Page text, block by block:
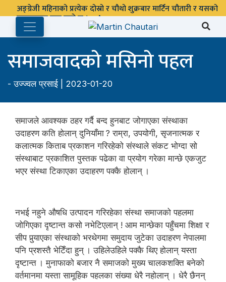
पुस्तकालय बन्द रहने छ ।
समाजवादको मसिनो पहल
-उज्ज्वल प्रसाई | 2023-01-20
समाजले आवश्यक ठहर गर्दै बन्द हुनबाट जोगाएका संस्थाका
उदाहरण कति होलान् दुनियाँमा ? राम्रा, उपयोगी, सृजनात्मक र
कलात्मक किताब प्रकाशन गरिरहेको संस्थाले संकट भोग्दा सो
संस्थाबाट प्रकाशित पुस्तक पढेका वा प्रयोग गरेका मान्छे एकजुट
भएर संस्था टिकाएका उदाहरण पक्कै होलान् ।
नभई नहुने औषधि उत्पादन गरिरहेका संस्था समाजको पहलमा
जोगिएका दृष्टान्त कसो नभेटिएलान् ! आम मान्छेका पहुँचमा शिक्षा र
सीप पुर्‍याएका संस्थाको भरथेगमा समुदाय जुटेका उदाहरण नेपालमा
पनि प्रशस्तै भेटिँदा हुन् । उहिलेउहिले पक्कै थिए होलान् यस्ता
दृष्टान्त । मुनाफाको बजार नै समाजको मुख्य चालकशक्ति बनेको
वर्तमानमा यस्ता सामूहिक पहलका संख्या धेरै नहोलान् । धेरै छैनन्